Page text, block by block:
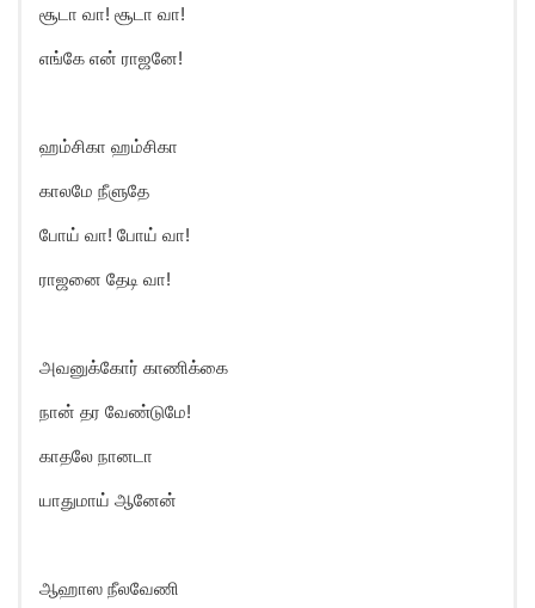
சூடா வா! சூடா வா!
எங்கே என் ராஜனே!
ஹம்சிகா ஹம்சிகா
காலமே நீளுதே
போய் வா! போய் வா!
ராஜனை தேடி வா!
அவனுக்கோர் காணிக்கை
நான் தர வேண்டுமே!
காதலே நானடா
யாதுமாய் ஆனேன்
ஆஹாஸ நீலவேணி